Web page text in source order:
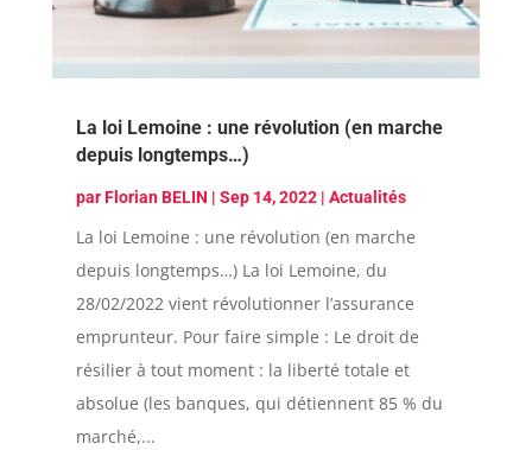
La loi Lemoine : une révolution (en marche
depuis longtemps…)
parFlorian BELIN | Sep 14, 2022| Actualités
La loi Lemoine : une révolution (en marche
depuis longtemps…) La loi Lemoine, du
28/02/2022 vient révolutionner l’assurance
emprunteur. Pour faire simple : Le droit de
résilier à tout moment : la liberté totale et
absolue (les banques, qui détiennent 85 % du
marché,...